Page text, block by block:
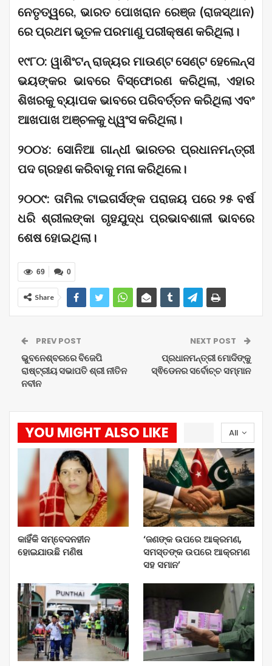
ନେତୃତ୍ୱରେ, ଭାରତ ପୋଖରାନ ରେଞ୍ଜ (ରାଜସ୍ଥାନ)
ରେ ପ୍ରଥମ ଭୂତଳ ପରମାଣୁ ପରୀକ୍ଷଣ କରିଥିଲା।
୧୯୮୦: ୱାଶିଂଟନ୍ ରାଜ୍ୟର ମାଉଣ୍ଟ ସେଣ୍ଟ ହେଲେନ୍ସ
ଭୟଙ୍କର ଭାବରେ ବିସ୍ଫୋରଣ କରିଥିଲା, ଏହାର
ଶିଖରକୁ ବ୍ୟାପକ ଭାବରେ ପରିବର୍ତ୍ତନ କରିଥିଲା ଏବଂ
ଆଖପାଖ ଅଞ୍ଚଳକୁ ଧ୍ୱଂସ କରିଥିଲା।
୨୦୦୪: ସୋନିଆ ଗାନ୍ଧୀ ଭାରତର ପ୍ରଧାନମନ୍ତ୍ରୀ
ପଦ ଗ୍ରହଣ କରିବାକୁ ମନା କରିଥିଲେ।
୨୦୦୯: ତାମିଲ ଟାଇଗର୍ସଙ୍କ ପରାଜୟ ପରେ ୨୫ ବର୍ଷ
ଧରି ଶ୍ରୀଲଙ୍କା ଗୃହଯୁଦ୍ଧ ପ୍ରଭାବଶାଳୀ ଭାବରେ
ଶେଷ ହୋଇଥିଲା।
0
69
Share
PREV POST
ଭୁବନେଶ୍ବରରେ ବିଜେପି
ରାଷ୍ଟ୍ରୀୟ ସଭାପତି ଶ୍ରୀ ନୀତିନ
ନବୀନ
NEXT POST
ପ୍ରଧାନମନ୍ତ୍ରୀ ମୋଦିଙ୍କୁ
ସ୍ଵିଡେନର ସର୍ବୋଚ୍ଚ ସମ୍ମାନ
All
YOU MIGHT ALSO LIKE
କାହିଁକି ସମ୍ବେଦନହୀନ
ହୋଇଯାଉଛି ମଣିଷ
‘ଜଣଙ୍କ ଉପରେ ଆକ୍ରମଣ,
ସମସ୍ତଙ୍କ ଉପରେ ଆକ୍ରମଣ
ସହ ସମାନ’